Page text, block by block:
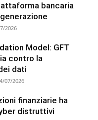
bancaria
2026
Model: GFT
contro la
dati
07/2026
finanziarie ha
distruttivi